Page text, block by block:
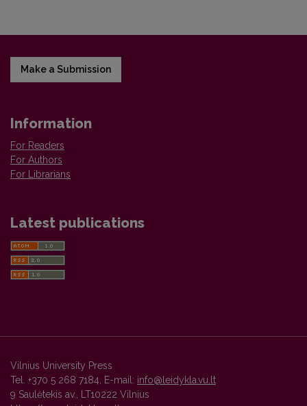
Make a Submission
Information
For Readers
For Authors
For Librarians
Latest publications
Vilnius University Press
Tel. +370 5 268 7184, E-mail: info@leidykla.vu.lt
9 Saulėtekis av., LT10222 Vilnius